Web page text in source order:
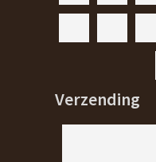
Verzending